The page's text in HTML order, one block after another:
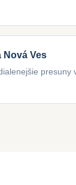
Nová Ves
presuny